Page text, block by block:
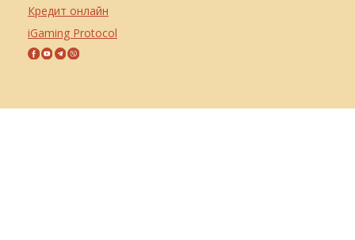
Кредит онлайн
iGaming Protocol